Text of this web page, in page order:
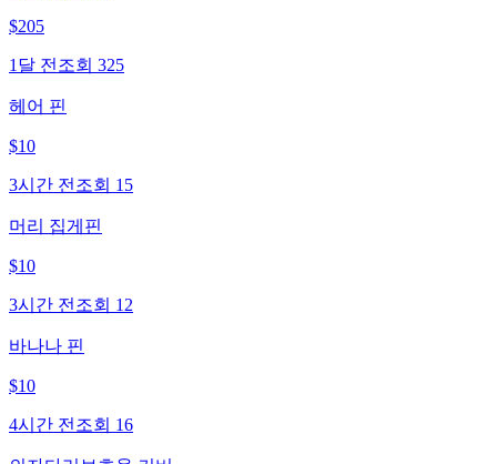
$205
1달 전 조회 325
헤어 핀
$10
3시간 전 조회 15
머리 집게핀
$10
3시간 전 조회 12
바나나 핀
$10
4시간 전 조회 16